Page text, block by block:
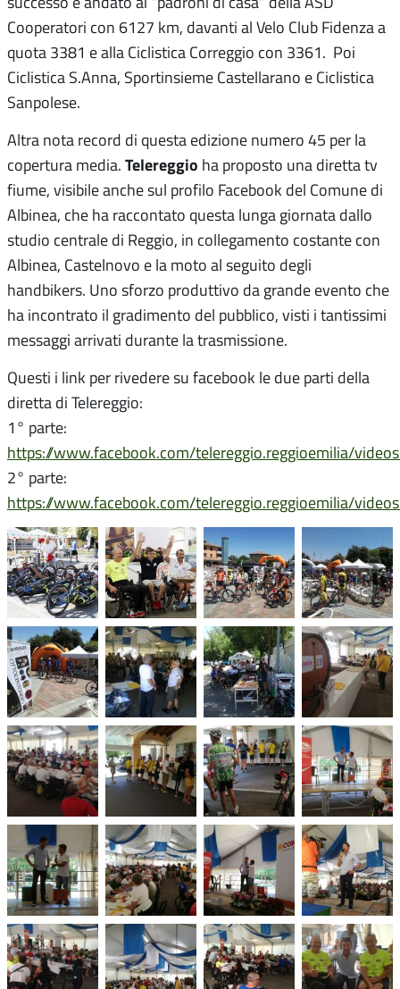
Cooperatori con 6127 km, davanti al Velo Club Fidenza a
quota 3381 e alla Ciclistica Correggio con 3361. Poi
Ciclistica S.Anna, Sportinsieme Castellarano e Ciclistica
Sanpolese.
Altra nota record di questa edizione numero 45 per la
copertura media. Telereggio ha proposto una diretta tv
fiume, visibile anche sul profilo Facebook del Comune di
Albinea, che ha raccontato questa lunga giornata dallo
studio centrale di Reggio, in collegamento costante con
Albinea, Castelnovo e la moto al seguito degli
handbikers. Uno sforzo produttivo da grande evento che
ha incontrato il gradimento del pubblico, visti i tantissimi
messaggi arrivati durante la trasmissione.
Questi i link per rivedere su facebook le due parti della
diretta di Telereggio:
1° parte:
https://www.facebook.com/telereggio.reggioemilia/
2° parte:
https://www.facebook.com/telereggio.reggioemilia/